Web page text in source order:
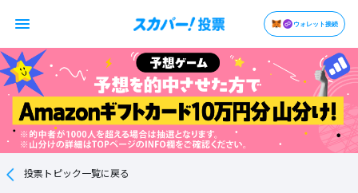
ウォレット接続
投票トピック一覧に戻る